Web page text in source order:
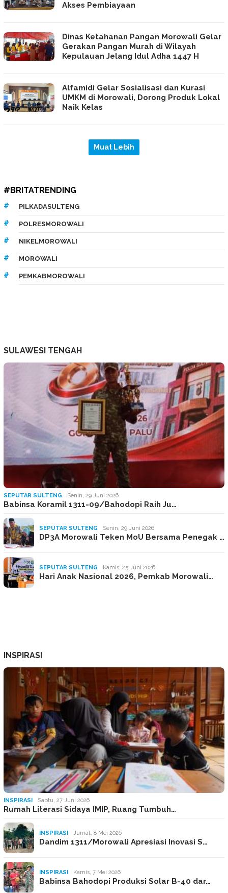
Akses Pembiayaan
Dinas Ketahanan Pangan Morowali Gelar
Gerakan Pangan Murah di Wilayah
Kepulauan Jelang Idul Adha 1447 H
Alfamidi Gelar Sosialisasi dan Kurasi
UMKM di Morowali, Dorong Produk Lokal
Naik Kelas
#BRITATRENDING
PILKADASULTENG
POLRESMOROWALI
NIKELMOROWALI
MOROWALI
PEMKABMOROWALI
SULAWESI TENGAH
SEPUTAR SULTENG Senin, 29 Juni 2026
Babinsa Koramil 1311-09/Bahodopi Raih Ju…
SEPUTAR SULTENG Senin, 29 Juni 2026
DP3A Morowali Teken MoU Bersama Penegak …
SEPUTAR SULTENG Kamis, 25 Juni 2026
Hari Anak Nasional 2026, Pemkab Morowali…
INSPIRASI
INSPIRASI Sabtu, 27 Juni 2026
Rumah Literasi Sidaya IMIP, Ruang Tumbuh…
INSPIRASI Jumat, 8 Mei 2026
Dandim 1311/Morowali Apresiasi Inovasi S…
INSPIRASI Kamis, 7 Mei 2026
Babinsa Bahodopi Produksi Solar B-40 dar…